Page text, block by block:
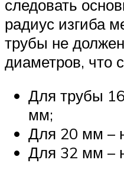
следовать
радиус изгиба
трубы не
диаметров, что
Для трубы
мм;
Для 20 мм –
Для 32 мм –